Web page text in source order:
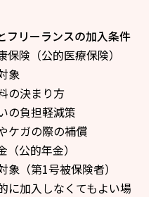
フリーランスの加入条件
保険（公的医療保険）
象
の決まり方
の負担軽減策
ケガの際の補償
公的年金）
象（第1号被保険者）
に加入しなくてもよい場